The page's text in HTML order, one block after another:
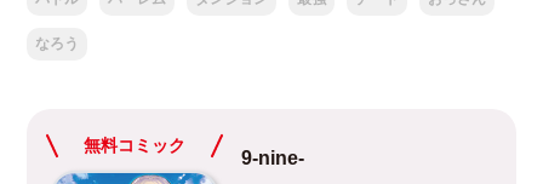
なろう
無料コミック
9-nine-